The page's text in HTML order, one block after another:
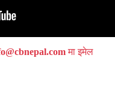
मा इमेल